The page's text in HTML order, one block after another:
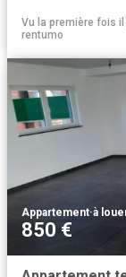
Vu la première fois
rentumo
Appartement·à
850 €